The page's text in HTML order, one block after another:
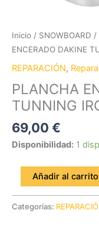
Inicio / SNOWBOARD /
ENCERADO DAKINE
REPARACIÓN,
PLANCHA
TUNNING
69,00 €
Disponibilidad: 1
Añadir al carrito
Categorías: